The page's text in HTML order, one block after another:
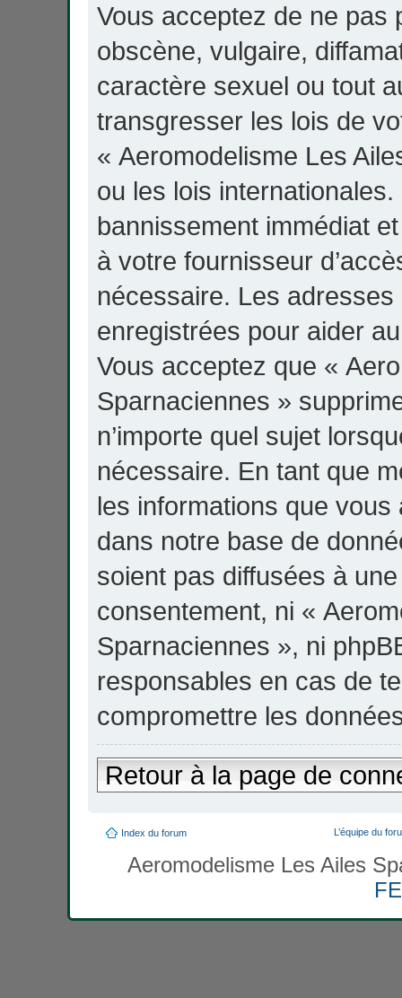
Vous acceptez de ne pas
obscène, vulgaire,
caractère sexuel ou tout
transgresser les lois de
« Aeromodelisme Les
ou les lois
bannissement immédiat
à votre fournisseur
nécessaire. Les
enregistrées pour aider
Vous acceptez que «
Sparnaciennes »
n’importe quel sujet
nécessaire. En tant que
les informations que
dans notre base de
soient pas diffusées à
consentement, ni «
Sparnaciennes », ni
responsables en cas de
compromettre les
Retour à la page de
Index du forum L’équipe du
Aeromodelisme Les Ailes